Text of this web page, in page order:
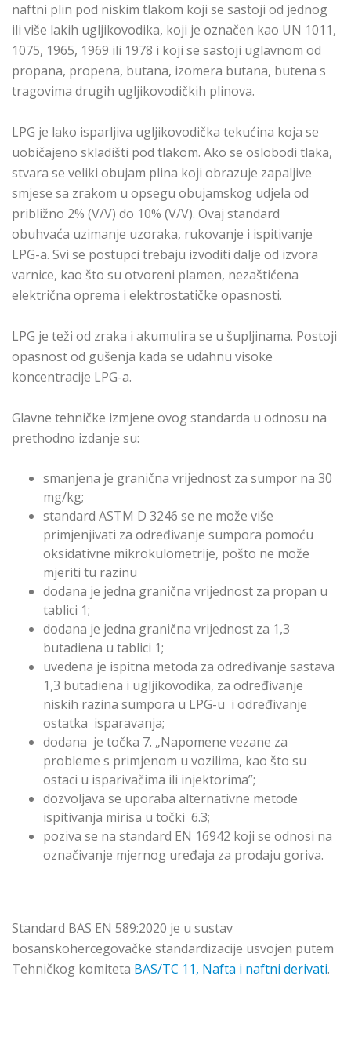
naftni plin pod niskim tlakom koji se sastoji od jednog
ili više lakih ugljikovodika, koji je označen kao UN 1011,
1075, 1965, 1969 ili 1978 i koji se sastoji uglavnom od
propana, propena, butana, izomera butana, butena s
tragovima drugih ugljikovodičkih plinova.
LPG je lako isparljiva ugljikovodička tekućina koja se
uobičajeno skladišti pod tlakom. Ako se oslobodi tlaka,
stvara se veliki obujam plina koji obrazuje zapaljive
smjese sa zrakom u opsegu obujamskog udjela od
približno 2% (V/V) do 10% (V/V). Ovaj standard
obuhvaća uzimanje uzoraka, rukovanje i ispitivanje
LPG-a. Svi se postupci trebaju izvoditi dalje od izvora
varnice, kao što su otvoreni plamen, nezaštićena
električna oprema i elektrostatičke opasnosti.
LPG je teži od zraka i akumulira se u šupljinama. Postoji
opasnost od gušenja kada se udahnu visoke
koncentracije LPG-a.
Glavne tehničke izmjene ovog standarda u odnosu na
prethodno izdanje su:
smanjena je granična vrijednost za sumpor na 30
mg/kg;
standard ASTM D 3246 se ne može više
primjenjivati za određivanje sumpora pomoću
oksidativne mikrokulometrije, pošto ne može
mjeriti tu razinu
dodana je jedna granična vrijednost za propan u
tablici 1;
dodana je jedna granična vrijednost za 1,3
butadiena u tablici 1;
uvedena je ispitna metoda za određivanje sastava
1,3 butadiena i ugljikovodika, za određivanje
niskih razina sumpora u LPG-u i određivanje
ostatka isparavanja;
dodana je točka 7. „Napomene vezane za
probleme s primjenom u vozilima, kao što su
ostaci u isparivačima ili injektorima”;
dozvoljava se uporaba alternativne metode
ispitivanja mirisa u točki 6.3;
poziva se na standard EN 16942 koji se odnosi na
označivanje mjernog uređaja za prodaju goriva.
Standard BAS EN 589:2020 je u sustav
bosanskohercegovačke standardizacije usvojen putem
Tehničkog komiteta BAS/TC 11, Nafta i naftni derivati.